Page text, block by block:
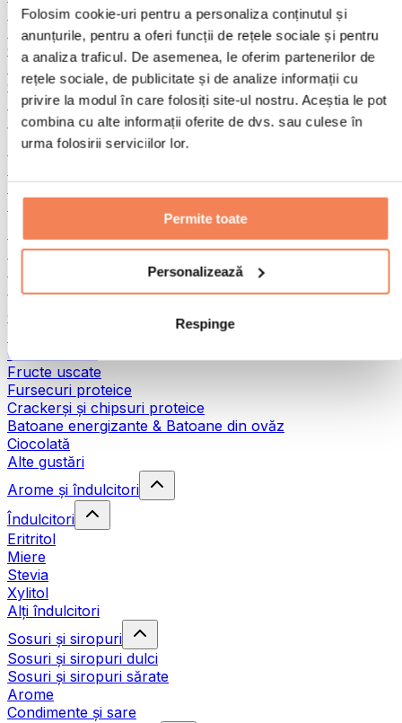
Folosim cookie-uri pentru a personaliza conținutul și
anunțurile, pentru a oferi funcții de rețele sociale și pentru
a analiza traficul. De asemenea, le oferim partenerilor de
rețele sociale, de publicitate și de analize informații cu
privire la modul în care folosiți site-ul nostru. Aceștia le pot
combina cu alte informații oferite de dvs. sau culese în
urma folosirii serviciilor lor.
Permite toate
Personalizează
Respinge
Pește
Alimente gata preparate
Ouă
Pâine și produse de patiserie
Carne
Leguminoase
Alte alimente fitness
Unturi din nuci
Unturi dulci din nuci
Superalimente verzi
Alte superalimente
Gustări proteice
Carne uscată
Fructe uscate
Fursecuri proteice
Crackerși și chipsuri proteice
Batoane energizante & Batoane din ovăz
Ciocolată
Alte gustări
Arome și îndulcitori
Îndulcitori
Eritritol
Miere
Stevia
Xylitol
Alți îndulcitori
Sosuri și siropuri
Sosuri și siropuri dulci
Sosuri și siropuri sărate
Arome
Condimente și sare